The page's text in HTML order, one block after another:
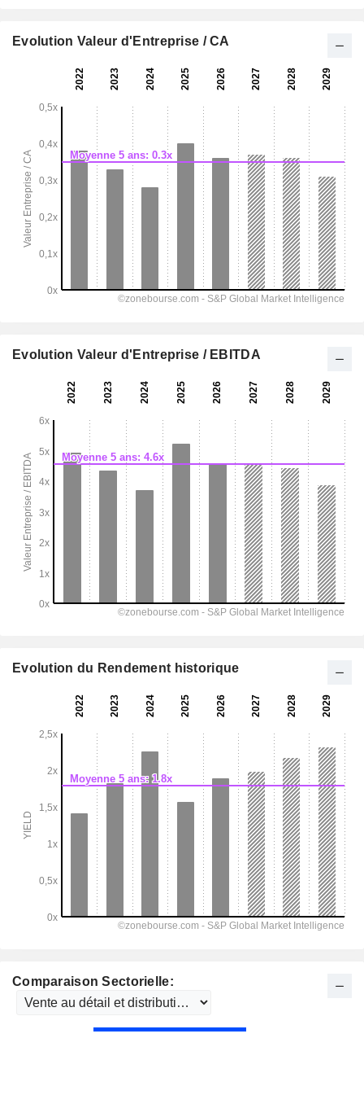
Comparaison Sectorielle:
Evolution Valeur d'Entreprise / CA
Evolution Valeur d'Entreprise / EBITDA
Evolution du Rendement historique